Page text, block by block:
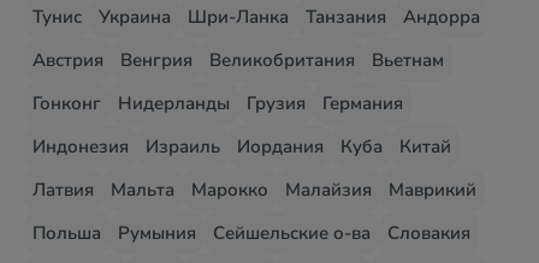
Тунис Украина Шри-Ланка Танзания
Андорра
Австрия
Венгрия Великобритания
Вьетнам
Гонконг
Нидерланды Грузия
Германия
Индонезия
Израиль Иордания Куба
Китай
Латвия
Мальта Марокко Малайзия
Маврикий
Польша
Румыния Сейшельские о-ва
Словакия